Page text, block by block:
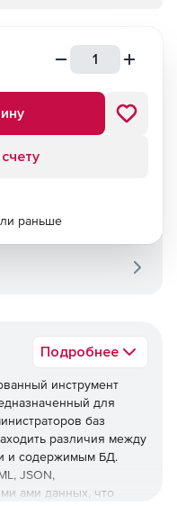
Подробнее
инструмент
для
баз
различия между
и содержимым БД.
JSON,
ами данных, что
раньше